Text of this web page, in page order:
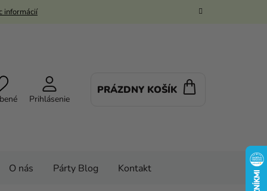
informácií
Prihlásenie
PRÁZDNY KOŠÍK
O nás Párty Blog Kontakt